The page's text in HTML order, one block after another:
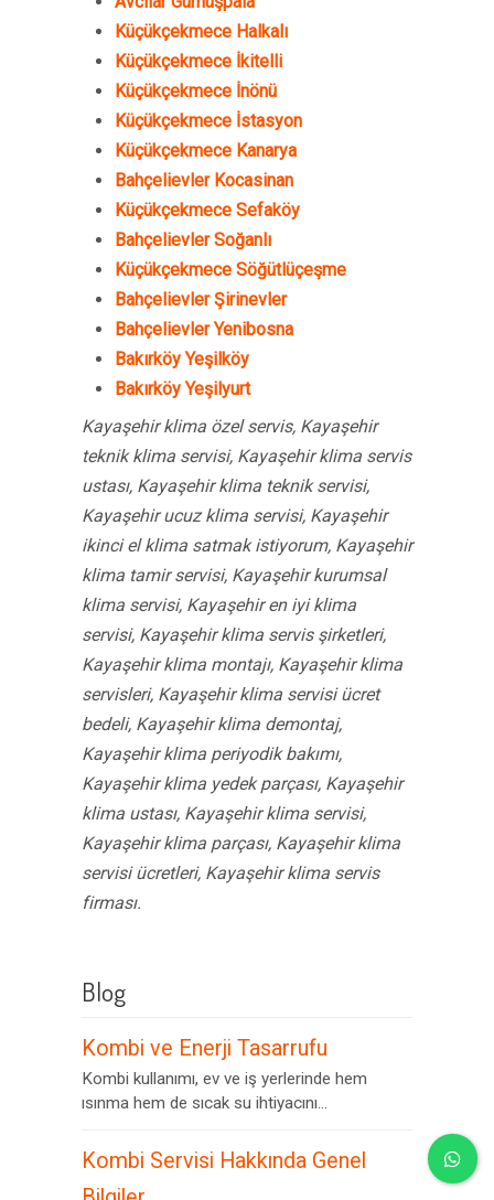
Küçükçekmece Halkalı
Küçükçekmece İkitelli
Küçükçekmece İnönü
Küçükçekmece İstasyon
Küçükçekmece Kanarya
Bahçelievler Kocasinan
Küçükçekmece Sefaköy
Bahçelievler Soğanlı
Küçükçekmece Söğütlüçeşme
Bahçelievler Şirinevler
Bahçelievler Yenibosna
Bakırköy Yeşilköy
Bakırköy Yeşilyurt
Kayaşehir klima özel servis, Kayaşehir
teknik klima servisi, Kayaşehir klima servis
ustası, Kayaşehir klima teknik servisi,
Kayaşehir ucuz klima servisi, Kayaşehir
ikinci el klima satmak istiyorum, Kayaşehir
klima tamir servisi, Kayaşehir kurumsal
klima servisi, Kayaşehir en iyi klima
servisi, Kayaşehir klima servis şirketleri,
Kayaşehir klima montajı, Kayaşehir klima
servisleri, Kayaşehir klima servisi ücret
bedeli, Kayaşehir klima demontaj,
Kayaşehir klima periyodik bakımı,
Kayaşehir klima yedek parçası, Kayaşehir
klima ustası, Kayaşehir klima servisi,
Kayaşehir klima parçası, Kayaşehir klima
servisi ücretleri, Kayaşehir klima servis
firması.
Blog
Kombi ve Enerji Tasarrufu
Kombi kullanımı, ev ve iş yerlerinde hem
ısınma hem de sıcak su ihtiyacını...
Kombi Servisi Hakkında Genel